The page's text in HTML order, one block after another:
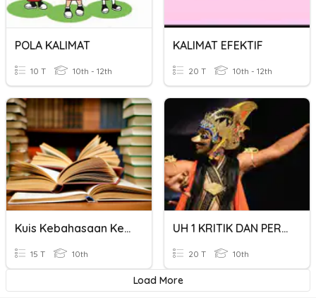
POLA KALIMAT
10 T 10th - 12th
KALIMAT EFEKTIF
20 T 10th - 12th
Kuis Kebahasaan Kelas Kata Dan Jenis Kalimat
15 T 10th
UH 1 KRITIK DAN PERGELARAN TARI
20 T 10th
Load More